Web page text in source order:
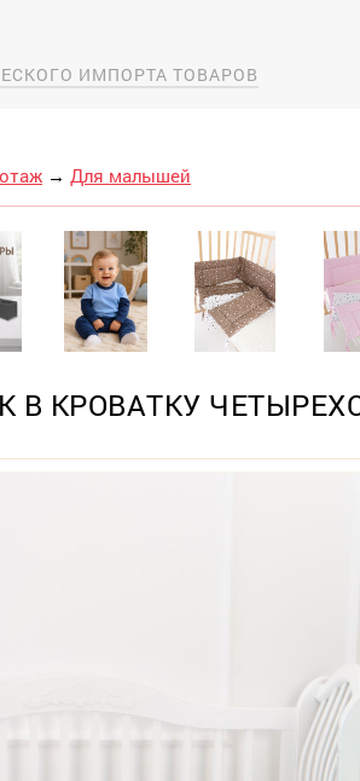
ИМПОРТА ТОВАРОВ
→ Для малышей
В КРОВАТКУ